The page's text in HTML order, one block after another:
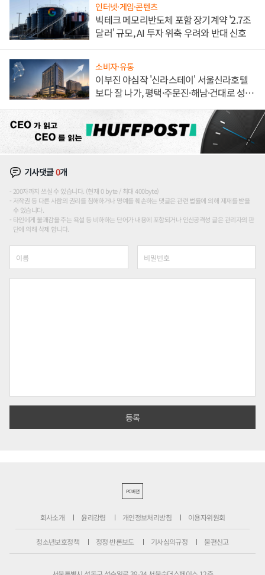
인터넷·게임·콘텐츠
빅테크 메모리반도체 포함 장기계약 '2.7조
달러' 규모, AI 투자 위축 우려와 반대 신호
소비자·유통
이부진 야심작 '신라스테이' 서울신라호텔
보다 잘 나가, 평택·주문진·해남·건대로 성
기사댓글0개
200자까지 쓰실 수 있습니다. (현재 0 byte / 최대 400byte)
저작권 등 다른 사람의 권리를 침해하거나 명예를 훼손하는 댓글은 관련 법률에 의해 제재를 받을
수 있습니다.
타인에게 불쾌감을 주는 욕설 등 비하하는 단어가 내용에 포함되거나 인신공격성 글은 관리자의 판
단에 의해 삭제 합니다.
PC버전
회사소개 윤리강령 개인정보처리방침 이용자위원회
청소년보호정책 정정·반론보도 기사심의규정 불편신고